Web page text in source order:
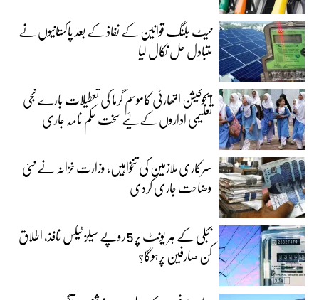
نیٹ بلنگ قوانین کے نفاذ کے بعد پاکستانیوں نے
متبادل حل نکال لیا
ایجوکیشن اتھارٹی کاموسمِ گرما کی تعطیلات بارے نجی
تعلیمی اداروں کے لیے سخت حکم نامہ جاری
سرکاری ملازمین کی تنخواہیں، وزارت خزانہ نے نئی
وضاحت جاری کردی
بجلی کے ہر یونٹ پر 5 روپے سیلز ٹیکس نافذ، اطلاق
کن صارفین پرہوگا؟